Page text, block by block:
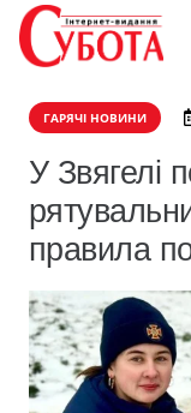
ГАРЯЧІ НОВИНИ
У Звягелі
правила